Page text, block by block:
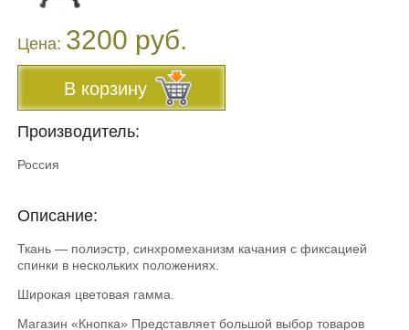
Цена: 3200 руб.
В корзину
Производитель:
Россия
Описание:
Ткань — полиэстр, синхромеханизм качания с фиксацией
спинки в нескольких положениях.
Широкая цветовая гамма.
Магазин «Кнопка» Представляет большой выбор товаров